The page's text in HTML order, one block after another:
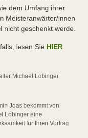
dem Umfang ihrer
Meisteranwärter/innen
nicht geschenkt werde.
lesen Sie HIER
Michael Lobinger
Joas bekommt von
Lobinger eine
für Ihren Vortrag